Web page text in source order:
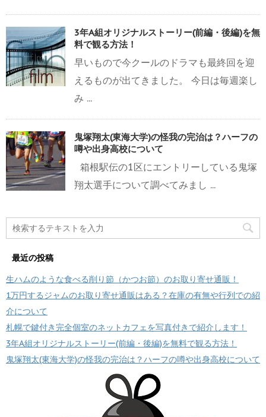
3年A組オリジナルストーリー(前編・後編)を無
料で観る方法！
早いもので今クールのドラマも最終回を迎
えるものが出てきました。 今日は毎週楽し
み ...
鬼塚翔太(東海大学)の怪我の完治は？ハーフの
噂や出身高校について
箱根駅伝の1区にエントリーしている鬼塚
翔太選手について調べてみまし ...
最近の投稿
生ハムのような食べる削り節（かつお節）のお取り寄せ通販！
1万円するジャムのお取り寄せ通販はある？在庫の有無や行列での紹
介について
札幌で鍵付き完全個室のネットカフェを写真付きで紹介します！
3年A組オリジナルストーリー(前編・後編)を無料で観る方法！
鬼塚翔太(東海大学)の怪我の完治は？ハーフの噂や出身高校について